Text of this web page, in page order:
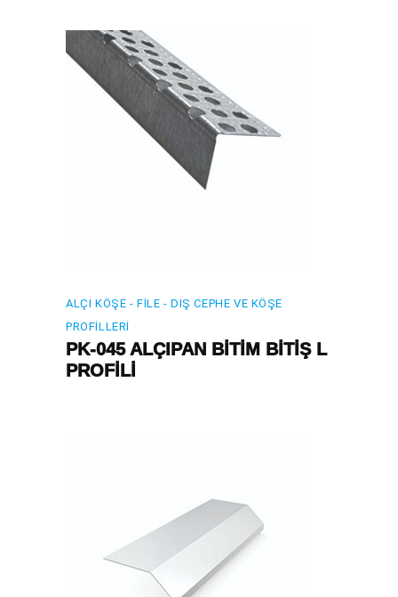
ALÇI KÖŞE - FILE - DIŞ CEPHE VE KÖŞE
PROFILLERI
PK-045 ALÇIPAN BİTİM BİTİŞ L
PROFİLİ